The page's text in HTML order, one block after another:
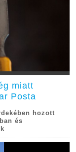
miatt
Posta
hozott
és